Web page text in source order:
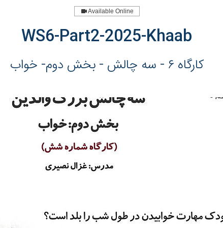
Available Online
WS6-Part2-2025-Khaab
کارگاه ۶ - سه چالش - بخش دوم- خواب